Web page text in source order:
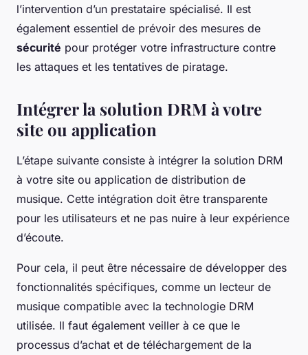
l’intervention d’un prestataire spécialisé. Il est
également essentiel de prévoir des mesures de
sécurité pour protéger votre infrastructure contre
les attaques et les tentatives de piratage.
Intégrer la solution DRM à votre
site ou application
L’étape suivante consiste à intégrer la solution DRM
à votre site ou application de distribution de
musique. Cette intégration doit être transparente
pour les utilisateurs et ne pas nuire à leur expérience
d’écoute.
Pour cela, il peut être nécessaire de développer des
fonctionnalités spécifiques, comme un lecteur de
musique compatible avec la technologie DRM
utilisée. Il faut également veiller à ce que le
processus d’achat et de téléchargement de la